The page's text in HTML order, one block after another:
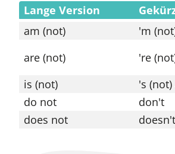
Lange Version
am (not)
'm
are (not)
're
is (not)
's
do not
don't
does not
doesn't